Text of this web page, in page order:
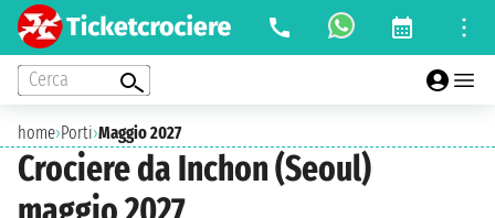
Cerca
home›Porti›Maggio 2027
Crociere da Inchon (Seoul)